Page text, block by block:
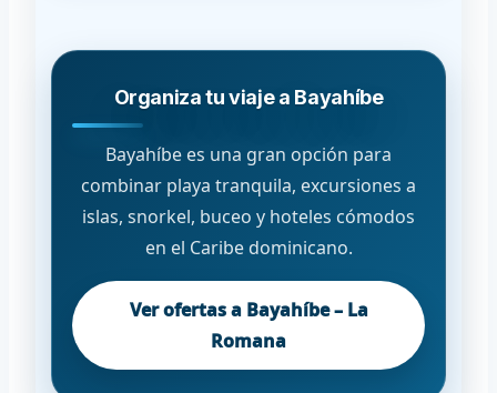
Organiza tu viaje a Bayahíbe
Bayahíbe es una gran opción para
combinar playa tranquila, excursiones a
islas, snorkel, buceo y hoteles cómodos
en el Caribe dominicano.
Ver ofertas a Bayahíbe – La
Romana